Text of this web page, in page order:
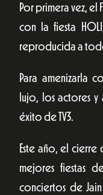
Por primera vez, el
con la fiesta
reproducida a
Para amenizarla
lujo, los actores y
éxito de TV3.
Este año, el
mejores fiestas
conciertos de